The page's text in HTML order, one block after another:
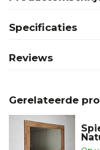
Specificaties
Reviews
Gerelateerde